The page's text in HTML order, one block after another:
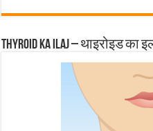
Thyroid ka ilaj – थाइरोइड का